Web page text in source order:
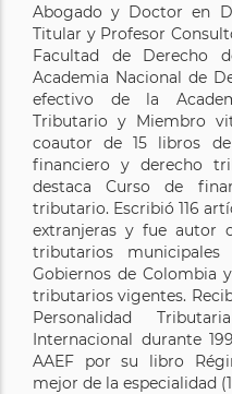
Abogado y Doctor en
Titular y Profesor
Facultad de Derecho
Academia Nacional de
efectivo de la
Tributario y Miembro
coautor de 15 libros
financiero y derecho
destaca Curso de
tributario. Escribió 116
extranjeras y fue autor
tributarios
Gobiernos de Colombia
tributarios vigentes.
Personalidad
Internacional durante
AAEF por su libro
mejor de la especialidad